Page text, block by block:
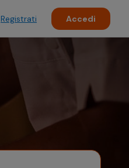
Registrati Accedi